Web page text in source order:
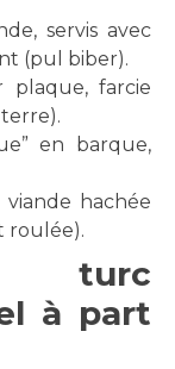
servis avec
(pul biber).
farcie
en barque,
hachée
roulée).
turc
à part